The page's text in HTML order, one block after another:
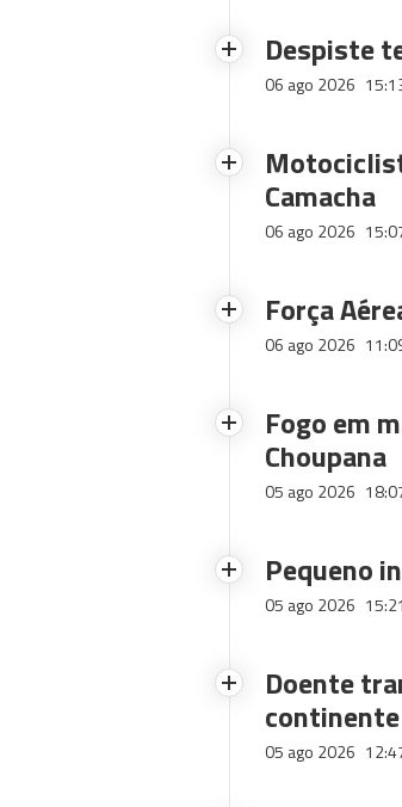
Despiste
06 ago 2026
Camacha
06 ago 2026
Força
06 ago 2026
Fogo em
Choupana
05 ago 2026
Pequeno
05 ago 2026 15:21
Doente
continente
05 ago 2026